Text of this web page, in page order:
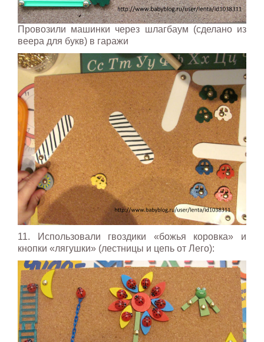
Провозили машинки через шлагбаум (сделано из
веера для букв) в гаражи
11. Использовали гвоздики «божья коровка» и
кнопки «лягушки» (лестницы и цепь от Лего):